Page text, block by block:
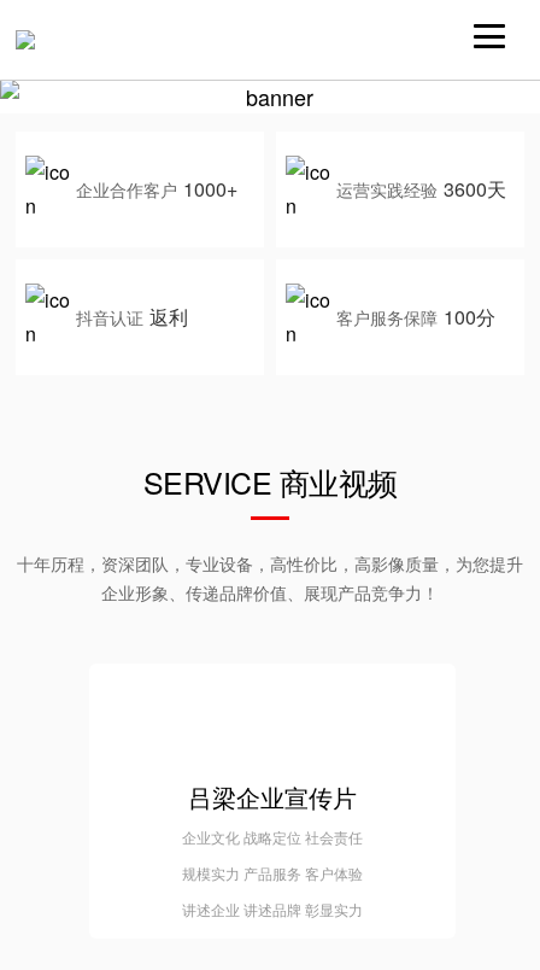
企业合作客户 1000+ 运营实践经验 3600天
抖音认证 返利 客户服务保障 100分
SERVICE 商业视频
十年历程，资深团队，专业设备，高性价比，高影像质量，为您提升
企业形象、传递品牌价值、展现产品竞争力！
吕梁企业宣传片
企业文化 战略定位 社会责任
规模实力 产品服务 客户体验
讲述企业 讲述品牌 彰显实力